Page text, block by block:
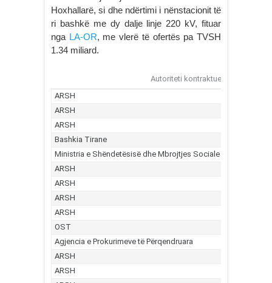
Hoxhallarë, si dhe ndërtimi i nënstacionit të
ri bashkë me dy dalje linje 220 kV, fituar
nga LA-OR, me vlerë të ofertës pa TVSH
1.34 miliard.